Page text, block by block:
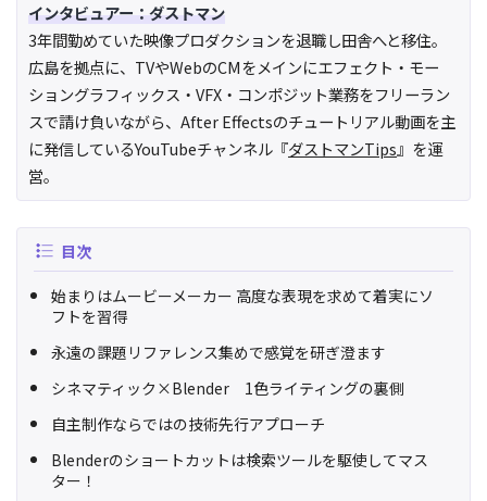
インタビュアー：ダストマン
3年間勤めていた映像プロダクションを退職し田舎へと移住。
広島を拠点に、TVやWebのCMをメインにエフェクト・モー
ショングラフィックス・VFX・コンポジット業務をフリーラン
スで請け負いながら、After Effectsのチュートリアル動画を主
に発信しているYouTubeチャンネル『ダストマンTips』を運
営。
目次
始まりはムービーメーカー 高度な表現を求めて着実にソ
フトを習得
永遠の課題リファレンス集めで感覚を研ぎ澄ます
シネマティック×Blender 1色ライティングの裏側
自主制作ならではの技術先行アプローチ
Blenderのショートカットは検索ツールを駆使してマス
ター！